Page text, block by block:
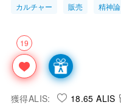
カルチャー 販売 精神論
19
獲得ALIS: 18.65 ALIS